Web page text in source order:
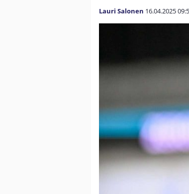
Lauri Salonen 16.04.2025